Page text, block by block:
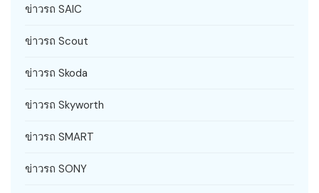
ข่าวรถ SAIC
ข่าวรถ Scout
ข่าวรถ Skoda
ข่าวรถ Skyworth
ข่าวรถ SMART
ข่าวรถ SONY